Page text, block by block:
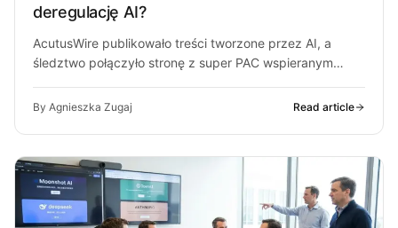
deregulację AI?
AcutusWire publikowało treści tworzone przez AI, a
śledztwo połączyło stronę z super PAC wspieranym
By Agnieszka Zugaj Read article